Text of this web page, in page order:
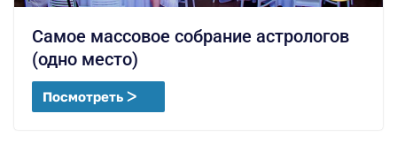
Самое массовое собрание астрологов
(одно место)
Посмотреть ᐳ